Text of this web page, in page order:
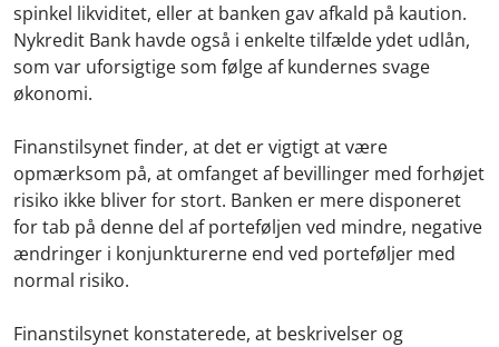
spinkel likviditet, eller at banken gav afkald på kaution.
Nykredit Bank havde også i enkelte tilfælde ydet udlån,
som var uforsigtige som følge af kundernes svage
økonomi.
Finanstilsynet finder, at det er vigtigt at være
opmærksom på, at omfanget af bevillinger med forhøjet
risiko ikke bliver for stort. Banken er mere disponeret
for tab på denne del af porteføljen ved mindre, negative
ændringer i konjunkturerne end ved porteføljer med
normal risiko.
Finanstilsynet konstaterede, at beskrivelser og